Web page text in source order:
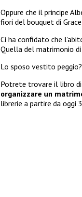
Oppure che il principe
fiori del bouquet di
Ci ha confidato che
Quella del matrimonio
Lo sposo vestito
Potrete trovare il libro di
organizzare un
librerie a partire da oggi